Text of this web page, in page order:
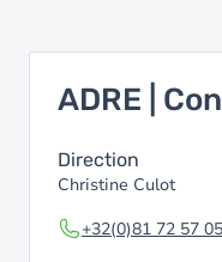
ADRE |
Direction
Christine Culot
+32(0)81 72 57 05